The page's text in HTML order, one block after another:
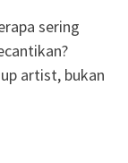
sering
artist, bukan